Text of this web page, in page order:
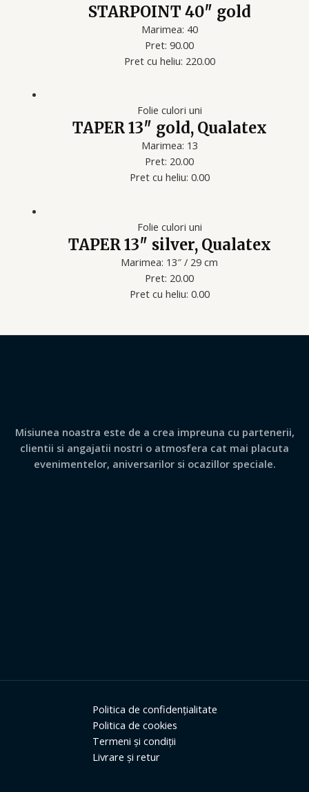
STARPOINT 40″ gold
Marimea: 40
Pret: 90.00
Pret cu heliu: 220.00
Folie culori uni
TAPER 13″ gold, Qualatex
Marimea: 13
Pret: 20.00
Pret cu heliu: 0.00
Folie culori uni
TAPER 13″ silver, Qualatex
Marimea: 13″ / 29 cm
Pret: 20.00
Pret cu heliu: 0.00
Misiunea noastra este de a crea impreuna cu partenerii,
clientii si angajatii nostri o atmosfera cat mai placuta
evenimentelor, aniversarilor si ocazillor speciale.
Politica de confidențialitate
Politica de cookies
Termeni și condiții
Livrare și retur